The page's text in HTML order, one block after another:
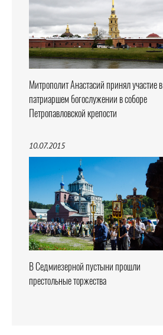
Митрополит Анастасий принял участие в
патриаршем богослужении в соборе
Петропавловской крепости
10.07.2015
В Седмиезерной пустыни прошли
престольные торжества